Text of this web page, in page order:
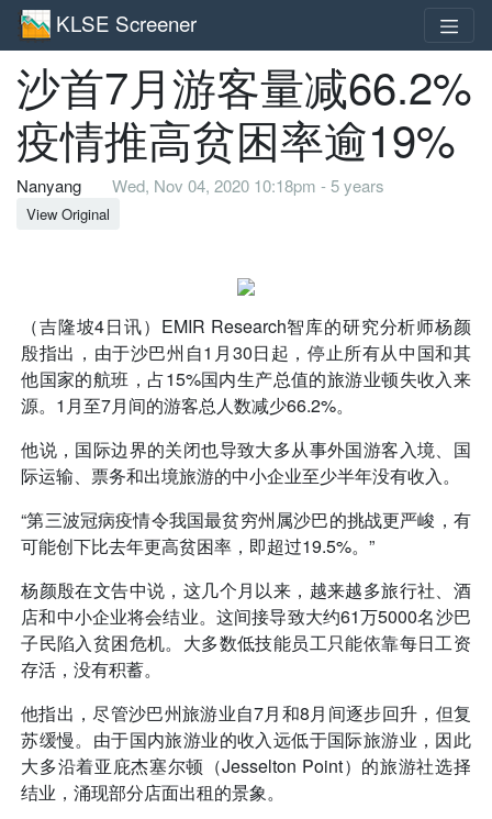
KLSE Screener
沙首7月游客量减66.2%
疫情推高贫困率逾19%
Nanyang Wed, Nov 04, 2020 10:18pm - 5 years
View Original
（吉隆坡4日讯）EMIR Research智库的研究分析师杨颜
殷指出，由于沙巴州自1月30日起，停止所有从中国和其
他国家的航班，占15%国内生产总值的旅游业顿失收入来
源。1月至7月间的游客总人数减少66.2%。
他说，国际边界的关闭也导致大多从事外国游客入境、国
际运输、票务和出境旅游的中小企业至少半年没有收入。
“第三波冠病疫情令我国最贫穷州属沙巴的挑战更严峻，有
可能创下比去年更高贫困率，即超过19.5%。”
杨颜殷在文告中说，这几个月以来，越来越多旅行社、酒
店和中小企业将会结业。这间接导致大约61万5000名沙巴
子民陷入贫困危机。大多数低技能员工只能依靠每日工资
存活，没有积蓄。
他指出，尽管沙巴州旅游业自7月和8月间逐步回升，但复
苏缓慢。由于国内旅游业的收入远低于国际旅游业，因此
大多沿着亚庇杰塞尔顿（Jesselton Point）的旅游社选择
结业，涌现部分店面出租的景象。